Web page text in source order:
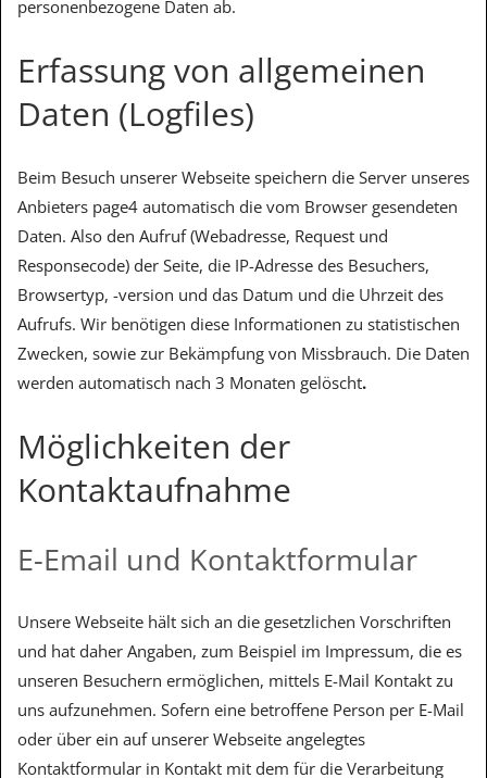
personenbezogene Daten ab.
Erfassung von allgemeinen
Daten (Logfiles)
Beim Besuch unserer Webseite speichern die Server unseres
Anbieters page4 automatisch die vom Browser gesendeten
Daten. Also den Aufruf (Webadresse, Request und
Responsecode) der Seite, die IP-Adresse des Besuchers,
Browsertyp, -version und das Datum und die Uhrzeit des
Aufrufs. Wir benötigen diese Informationen zu statistischen
Zwecken, sowie zur Bekämpfung von Missbrauch. Die Daten
werden automatisch nach 3 Monaten gelöscht.
Möglichkeiten der
Kontaktaufnahme
E-Email und Kontaktformular
Unsere Webseite hält sich an die gesetzlichen Vorschriften
und hat daher Angaben, zum Beispiel im Impressum, die es
unseren Besuchern ermöglichen, mittels E-Mail Kontakt zu
uns aufzunehmen. Sofern eine betroffene Person per E-Mail
oder über ein auf unserer Webseite angelegtes
Kontaktformular in Kontakt mit dem für die Verarbeitung